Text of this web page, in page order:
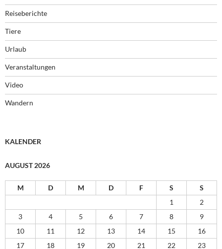
Reiseberichte
Tiere
Urlaub
Veranstaltungen
Video
Wandern
KALENDER
AUGUST 2026
M D M D F S
S
1
2
3
4 5 6 7 8
9
10
11 12 13 14 15
16
17
18 19 20 21 22
23